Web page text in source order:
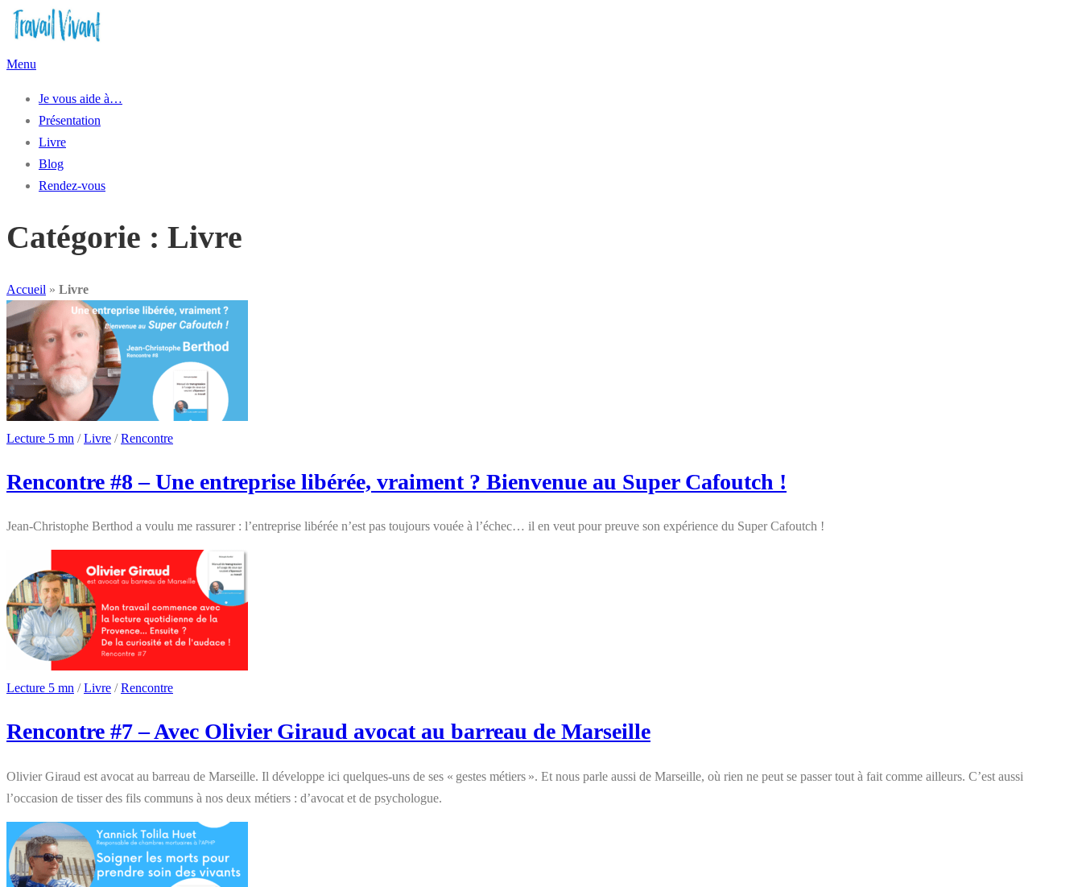
Aller
au
contenu
Menu
Je vous aide à…
Présentation
Livre
Blog
Rendez-vous
Catégorie : Livre
Accueil » Livre
Lecture 5 mn /Livre /Rencontre
Rencontre #8 – Une entreprise libérée, vraiment ? Bienvenue au Super Cafoutch !
Jean-Christophe Berthod a voulu me rassurer : l’entreprise libérée n’est pas toujours vouée à l’échec… il en veut pour preuve son expérience du Super Cafoutch !
Lecture 5 mn /Livre /Rencontre
Rencontre #7 – Avec Olivier Giraud avocat au barreau de Marseille
Olivier Giraud est avocat au barreau de Marseille. Il développe ici quelques-uns de ses « gestes métiers ». Et nous parle aussi de Marseille, où rien ne peut se passer tout à fait comme ailleurs. C’est aussi
l’occasion de tisser des fils communs à nos deux métiers : d’avocat et de psychologue.